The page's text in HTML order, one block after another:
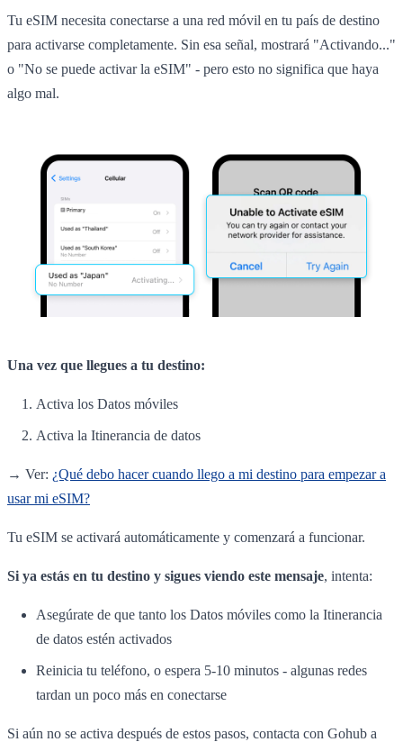
Tu eSIM necesita conectarse a una red móvil en tu país de destino
para activarse completamente. Sin esa señal, mostrará "Activando..."
o "No se puede activar la eSIM" - pero esto no significa que haya
algo mal.
Una vez que llegues a tu destino:
Activa los Datos móviles
Activa la Itinerancia de datos
→ Ver: ¿Qué debo hacer cuando llego a mi destino para empezar a
usar mi eSIM?
Tu eSIM se activará automáticamente y comenzará a funcionar.
Si ya estás en tu destino y sigues viendo este mensaje, intenta:
Asegúrate de que tanto los Datos móviles como la Itinerancia
de datos estén activados
Reinicia tu teléfono, o espera 5-10 minutos - algunas redes
tardan un poco más en conectarse
Si aún no se activa después de estos pasos, contacta con Gohub a